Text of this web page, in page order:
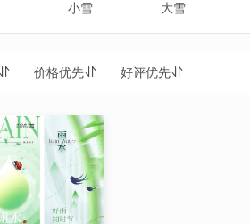
小雪 大雪
价格优先 好评优先